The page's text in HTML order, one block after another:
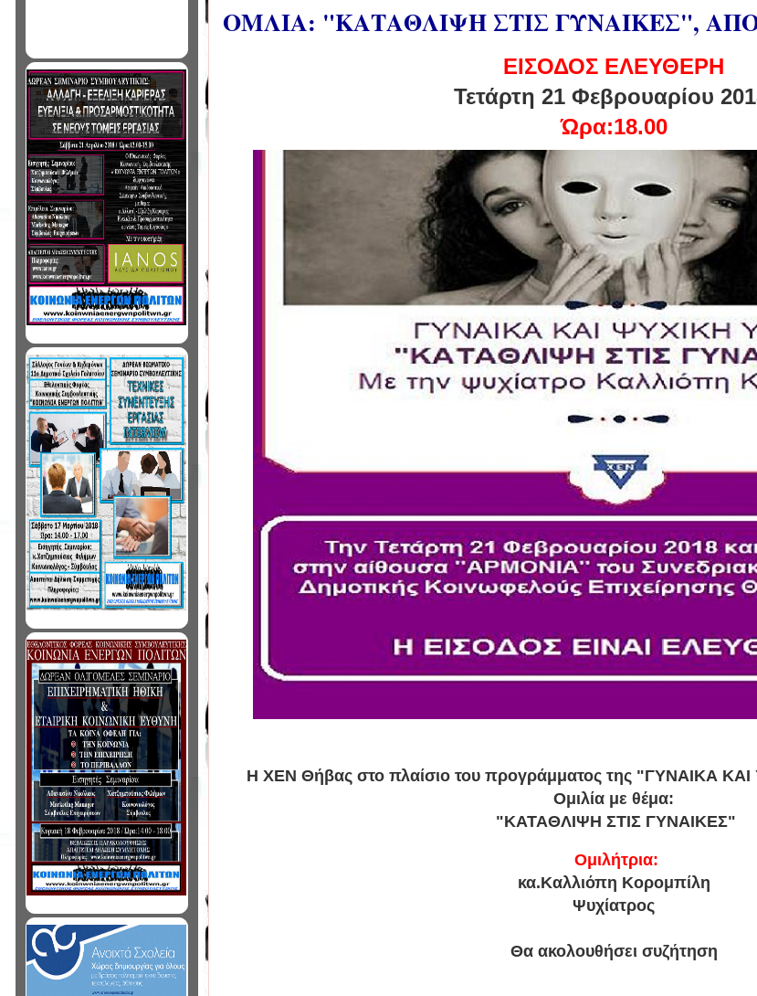
ΟΜΛΙΑ: "ΚΑΤΑΘΛΙΨΗ ΣΤΙΣ ΓΥΝΑΙΚΕΣ",
ΕΙΣΟΔΟΣ ΕΛΕΥΘΕΡΗ
Τετάρτη 21 Φεβρουαρίου
Ώρα:18.00
Η ΧΕΝ Θήβας στο πλαίσιο του προγράμματος της "ΓΥΝΑΙΚΑ
Oμιλία με θέμα:
"ΚΑΤΑΘΛΙΨΗ ΣΤΙΣ ΓΥΝΑΙΚΕΣ"
Ομιλήτρια:
κα.Καλλιόπη Κορομπίλη
Ψυχίατρος
Θα ακολουθήσει συζήτηση